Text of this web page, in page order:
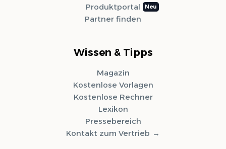
Produktportal
Partner finden
Wissen & Tipps
Magazin
Kostenlose Vorlagen
Kostenlose Rechner
Lexikon
Pressebereich
Kontakt zum Vertrieb